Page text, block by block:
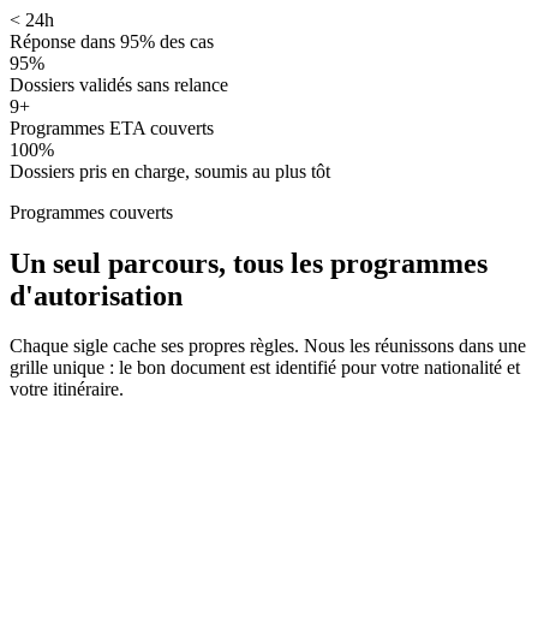
< 24h
Réponse dans 95% des cas
95%
Dossiers validés sans relance
9+
Programmes ETA couverts
100%
Dossiers pris en charge, soumis au plus tôt
Programmes couverts
Un seul parcours, tous les programmes
d'autorisation
Chaque sigle cache ses propres règles. Nous les réunissons dans une
grille unique : le bon document est identifié pour votre nationalité et
votre itinéraire.